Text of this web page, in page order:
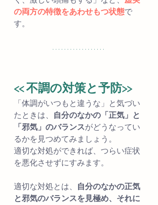
の両方の特徴をあわせもつ状態で
す。
<< 不調の対策と予防>>
「体調がいつもと違うな」と気づい
たときは、
自分のなかの「正気」と
「邪気」のバランスがどうなってい
るかを見つめてみましょう。
適切な対処ができれば、つらい症状
を悪化させずにすみます。
適切な対処とは、
自分のなかの正気
と邪気のバランスを見極め、それに